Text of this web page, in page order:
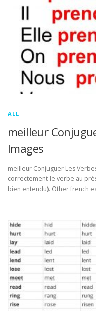
ALL
meilleur
Images
meilleur Conjuguer Les
correctement le verbe au
bien entendu). Other french